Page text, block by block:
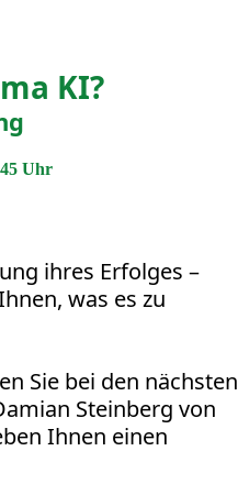
KI?
Uhr
ihres Erfolges –
was es zu
Sie bei den nächsten
Steinberg von
Ihnen einen